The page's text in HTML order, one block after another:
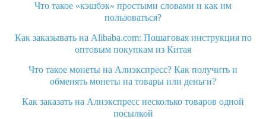
Что такое «кэшбэк» простыми словами и как им
пользоваться?
Как заказывать на Alibaba.com: Пошаговая инструкция по
оптовым покупкам из Китая
Что такое монеты на Алиэкспресс? Как получить и
обменять монеты на товары или деньги?
Как заказать на Алиэкспресс несколько товаров одной
посылкой